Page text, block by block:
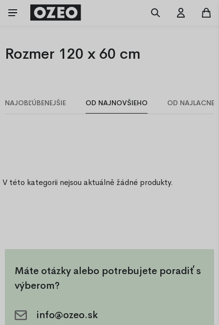
Rozmer 120 x 60 cm
NAJOBĽÚBENEJŠIE OD NAJNOVŠIEHO OD
V této kategorii nejsou aktuálně žádné produkty.
Máte otázky alebo potrebujete poradiť s
výberom?
info@ozeo.sk